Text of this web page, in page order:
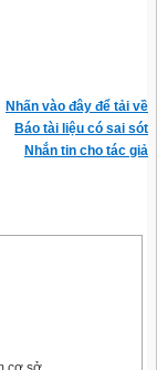
Nhấn vào đây để tải về
Báo tài liệu có sai sót
Nhắn tin cho tác giả